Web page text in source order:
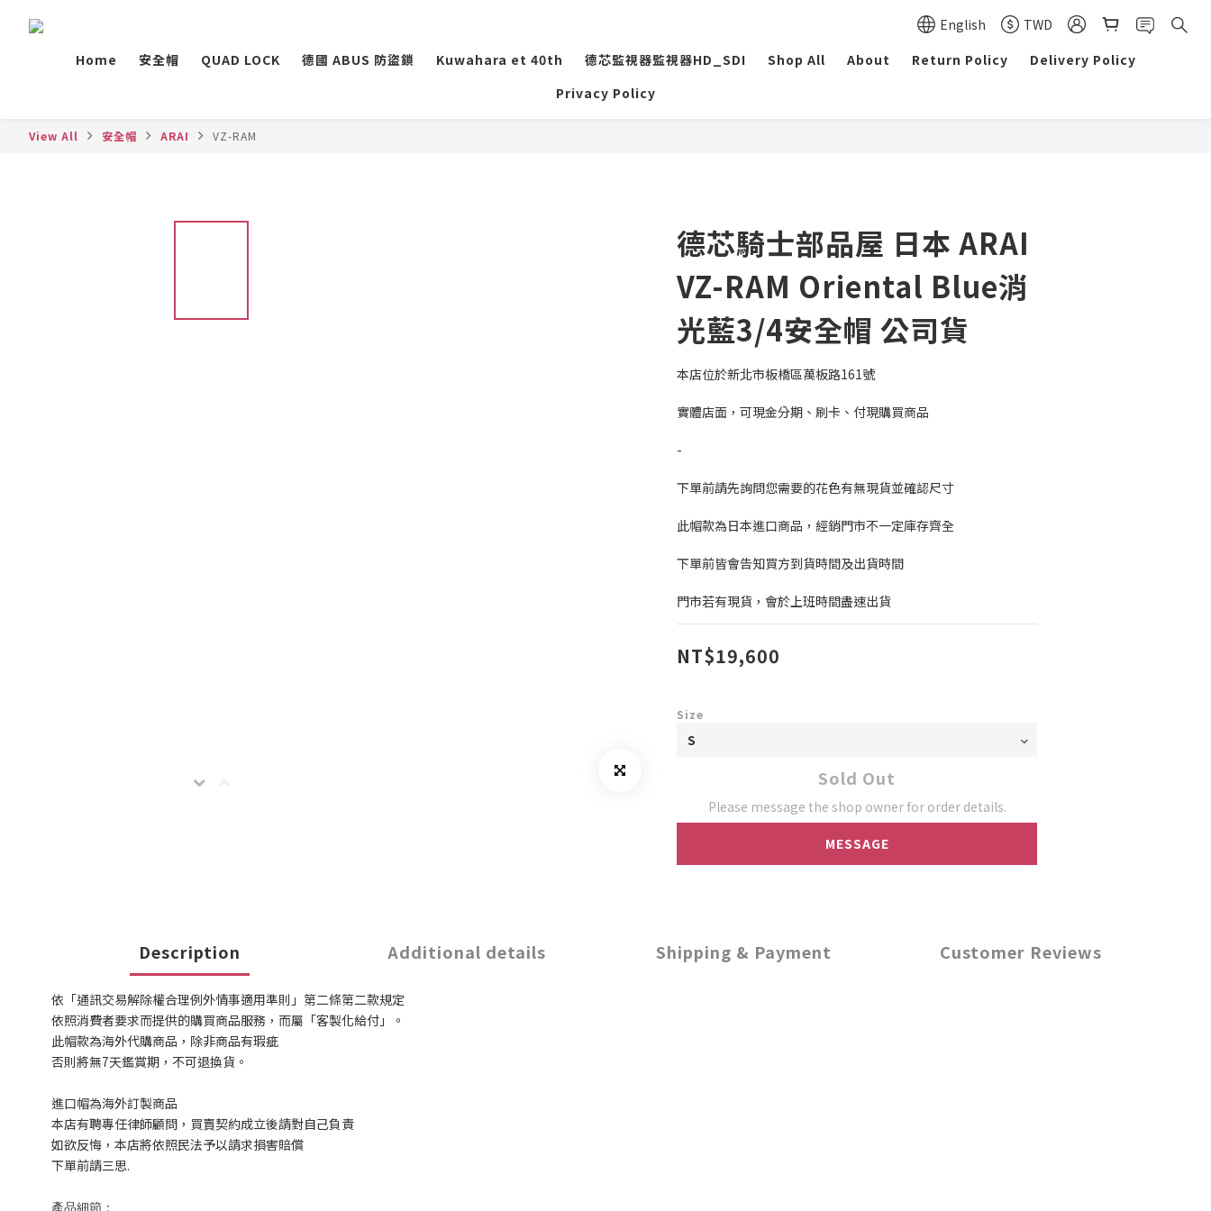
English
TWD
Home
安全帽 QUAD LOCK 德國 ABUS 防盜鎖 Kuwahara et 40th 德芯監視器監視器HD_SDI Shop All About Return Policy
Delivery Policy
Privacy Policy
View All 安全帽 ARAI VZ-RAM
德芯騎士部品屋 日本 ARAI
VZ-RAM Oriental Blue消
光藍3/4安全帽 公司貨
本店位於新北市板橋區萬板路161號
實體店面，可現金分期、刷卡、付現購買商品
-
下單前請先詢問您需要的花色有無現貨並確認尺寸
此帽款為日本進口商品，經銷門市不一定庫存齊全
下單前皆會告知買方到貨時間及出貨時間
門市若有現貨，會於上班時間盡速出貨
NT$19,600
Size
Sold Out
Please message the shop owner for order details.
MESSAGE
Description Additional details Shipping & Payment Customer Reviews
依「通訊交易解除權合理例外情事適用準則」第二條第二款規定
依照消費者要求而提供的購買商品服務，而屬「客製化給付」。
此帽款為海外代購商品，除非商品有瑕疵
否則將無7天鑑賞期，不可退換貨。
進口帽為海外訂製商品
本店有聘專任律師顧問，買賣契約成立後請對自己負責
如欲反悔，本店將依照民法予以請求損害賠償
下單前請三思.
產品細節：